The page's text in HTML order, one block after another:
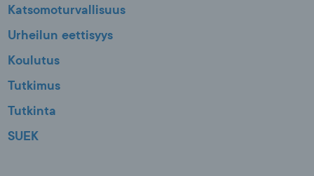
Katsomoturvallisuus
Urheilun eettisyys
Koulutus
Tutkimus
Tutkinta
SUEK